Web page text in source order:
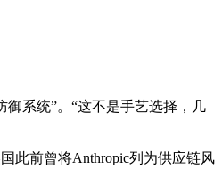
系统”。“这不是手艺选择，几
此前曾将Anthropic列为供应链风